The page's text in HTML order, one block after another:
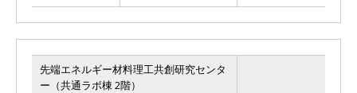
先端エネルギー材料理工共創研究センタ
ー（共通ラボ棟 2階）